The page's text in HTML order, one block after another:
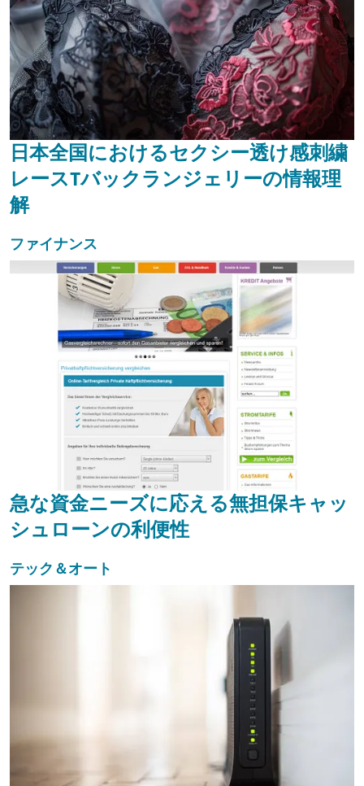
日本全国におけるセクシー透け感刺繍
レースTバックランジェリーの情報理
解
ファイナンス
急な資金ニーズに応える無担保キャッ
シュローンの利便性
テック＆オート